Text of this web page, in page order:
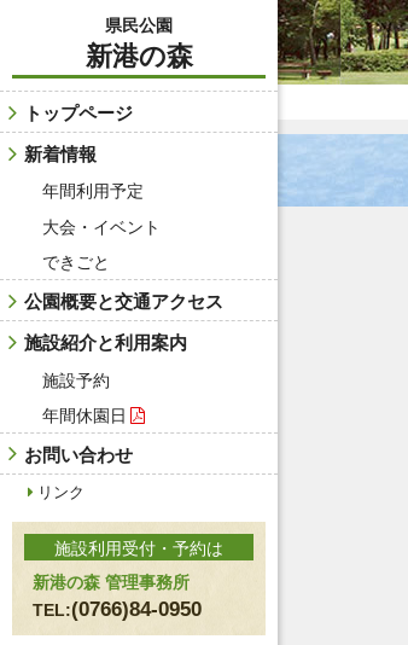
県民公園
新港の森
トップページ
新着情報
大会・イベント
できごと
公園概要と交通アクセス
施設紹介と利用案内
施設予約
年間休園日
お問い合わせ
リンク
施設利用受付・予約は
新港の森 管理事務所
TEL:(0766)84-0950